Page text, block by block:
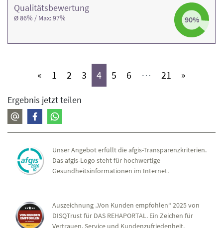
Qualitäts­bewertung
Ø 86% / Max: 97% 90%
« 1 (aktiv)
2 (aktiv)
3 (aktiv)
4(aktiv)
5 (aktiv)
6 (aktiv)
⋯ 21 (aktiv)
»
Ergebnis jetzt teilen
Unser Angebot erfüllt die afgis-Transparenzkriterien.
Das afgis-Logo steht für hochwertige
Gesundheitsinformationen im Internet.
Auszeichnung „Von Kunden empfohlen“ 2025 von
DISQTrust für DAS REHAPORTAL. Ein Zeichen für
Vertrauen, Service und Kundenzufriedenheit.